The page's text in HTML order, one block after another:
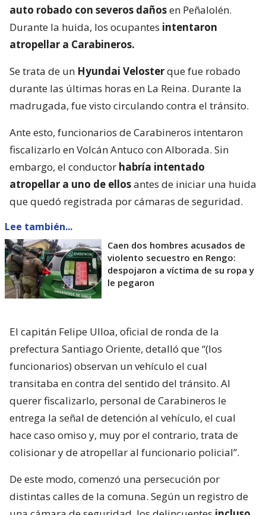
auto robado con severos dañosen Peñalolén.
Durante la huida, los ocupantes intentaron
atropellar a Carabineros.
Se trata de un Hyundai Velosterque fue robado
durante las últimas horas en La Reina. Durante la
madrugada, fue visto circulando contra el tránsito.
Ante esto, funcionarios de Carabineros intentaron
fiscalizarlo en Volcán Antuco con Alborada. Sin
embargo, el conductor habría intentado
atropellar a uno de ellosantes de iniciar una huida
que quedó registrada por cámaras de seguridad.
Lee también...
Caen dos hombres acusados de
violento secuestro en Rengo:
despojaron a víctima de su ropa y
le pegaron
El capitán Felipe Ulloa, oficial de ronda de la
prefectura Santiago Oriente, detalló que “(los
funcionarios) observan un vehículo el cual
transitaba en contra del sentido del tránsito. Al
querer fiscalizarlo, personal de Carabineros le
entrega la señal de detención al vehículo, el cual
hace caso omiso y, muy por el contrario, trata de
colisionar y de atropellar al funcionario policial”.
De este modo, comenzó una persecución por
distintas calles de la comuna. Según un registro de